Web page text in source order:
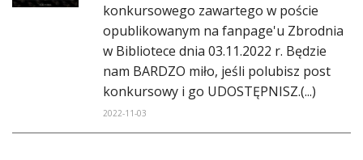
konkursowego zawartego w poście
opublikowanym na fanpage'u Zbrodnia
w Bibliotece dnia 03.11.2022 r. Będzie
nam BARDZO miło, jeśli polubisz post
konkursowy i go UDOSTĘPNISZ.(...)
2022-11-03